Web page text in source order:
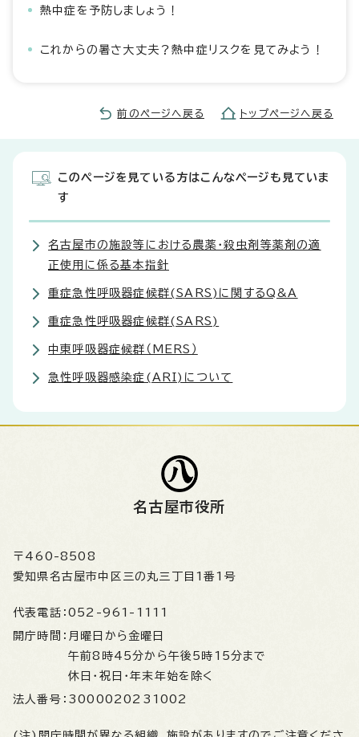
熱中症を予防しましょう！
これからの暑さ大丈夫？熱中症リスクを見てみよう！
前のページへ戻る トップページへ戻る
このページを見ている方はこんなページも見ていま
す
名古屋市の施設等における農薬・殺虫剤等薬剤の適
正使用に係る基本指針
重症急性呼吸器症候群(SARS)に関するQ&A
重症急性呼吸器症候群(SARS)
中東呼吸器症候群（MERS）
急性呼吸器感染症(ARI)について
名古屋市役所
〒460-8508
愛知県名古屋市中区三の丸三丁目1番1号
代表電話： 052-961-1111
開庁時間： 月曜日から金曜日
午前8時45分から午後5時15分まで
休日・祝日・年末年始を除く
法人番号： 3000020231002